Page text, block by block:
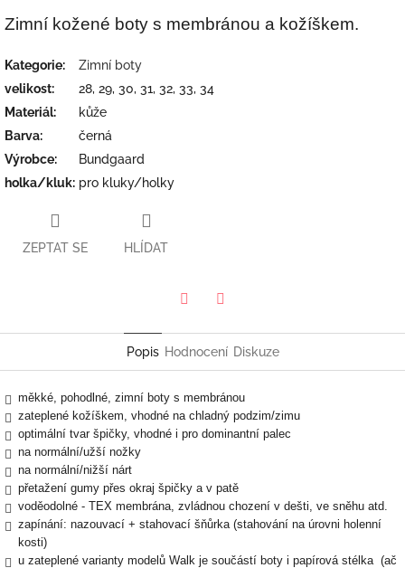
Zimní kožené boty s membránou a kožíškem.
Kategorie:
Zimní boty
velikost:
28, 29, 30, 31, 32, 33, 34
Materiál:
kůže
Barva:
černá
Výrobce:
Bundgaard
holka/kluk: pro kluky/holky
ZEPTAT SE HLÍDAT
Popis Hodnocení Diskuze
měkké, pohodlné, zimní boty s membránou
zateplené kožíškem, vhodné na chladný podzim/zimu
optimální tvar špičky, vhodné i pro dominantní palec
na normální/užší nožky
na normální/nižší nárt
přetažení gumy přes okraj špičky a v patě
voděodolné - TEX membrána, zvládnou chození v dešti, ve sněhu atd.
zapínání: nazouvací + stahovací šňůrka (stahování na úrovni holenní
kosti)
u zateplené varianty modelů Walk je součástí boty i papírová stélka (ač